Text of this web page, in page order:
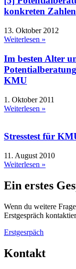
konkreten Zahlen
13. Oktober 2012
Weiterlesen »
Im besten Alter
KMU
1. Oktober 2011
Weiterlesen »
Stresstest für
11. August 2010
Weiterlesen »
Ein erstes
Wenn du weitere
Erstgespräch
Erstgesrpäch
Kontakt